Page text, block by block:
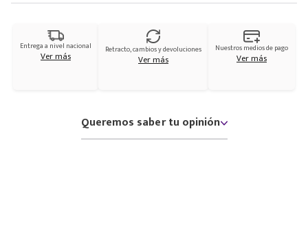
Entrega a nivel nacional
Ver más Retracto, cambios y devoluciones
Ver más
Nuestros medios de pago
Ver más
Queremos saber tu opinión